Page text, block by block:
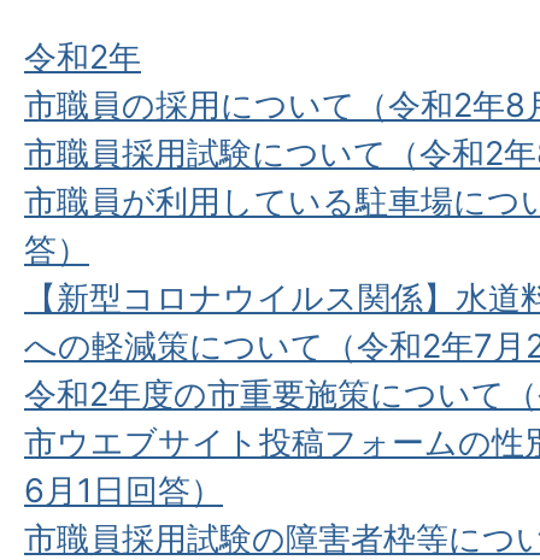
令和2年
市職員の採用について（令和2年8
市職員採用試験について（令和2
市職員が利用している駐車場につ
答）
【新型コロナウイルス関係】⽔
への軽減策について（令和2年7⽉
令和2年度の市重要施策について
市ウエブサイト投稿フォームの性
6⽉1⽇回答）
市職員採⽤試験の障害者枠等につ